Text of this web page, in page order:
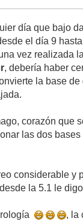
día que bajo
el día 9
vez realizada
, debería haber
la base
corazón que
las dos
considerable y
la 5.1 le
, la